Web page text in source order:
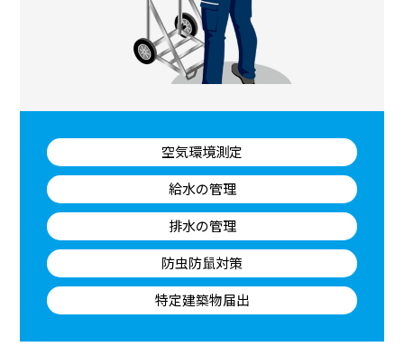
空気環境測定
給水の管理
排水の管理
防虫防鼠対策
特定建築物届出